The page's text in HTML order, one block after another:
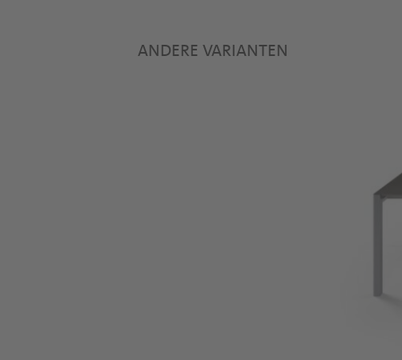
ANDERE VARIANTEN